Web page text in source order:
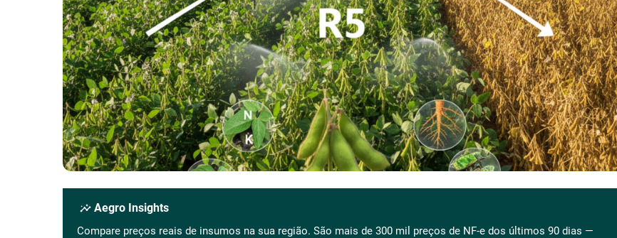
insights Aegro Insights
Compare preços reais de insumos na sua região. São mais de 300 mil preços de NF-e dos últimos 90 dias —